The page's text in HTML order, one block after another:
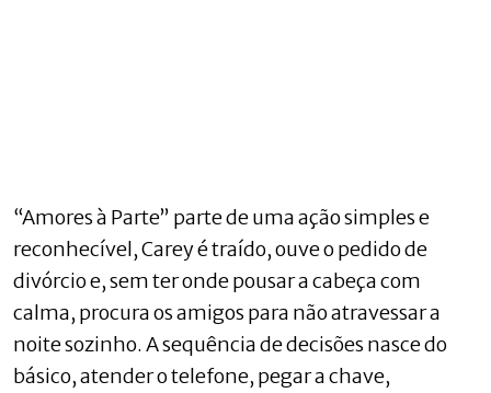
“Amores à Parte” parte de uma ação simples e
reconhecível, Carey é traído, ouve o pedido de
divórcio e, sem ter onde pousar a cabeça com
calma, procura os amigos para não atravessar a
noite sozinho. A sequência de decisões nasce do
básico, atender o telefone, pegar a chave,